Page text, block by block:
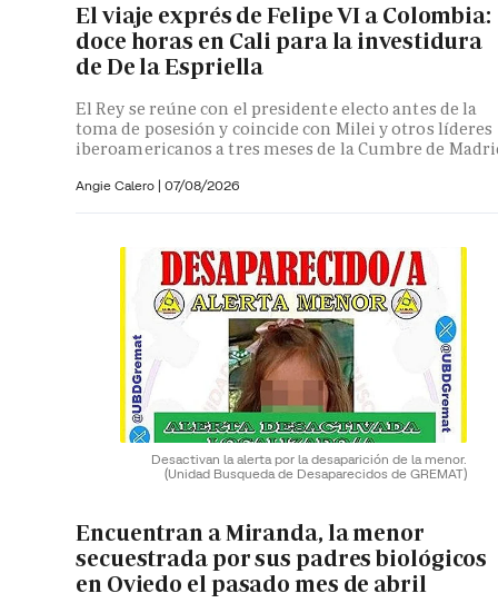
El viaje exprés de Felipe VI a Colombia:
doce horas en Cali para la investidura
de De la Espriella
El Rey se reúne con el presidente electo antes de la
toma de posesión y coincide con Milei y otros líderes
iberoamericanos a tres meses de la Cumbre de
Angie Calero | 07/08/2026
Desactivan la alerta por la desaparición de la menor.
(Unidad Busqueda de Desaparecidos de GREMAT)
Encuentran a Miranda, la menor
secuestrada por sus padres biológicos
en Oviedo el pasado mes de abril